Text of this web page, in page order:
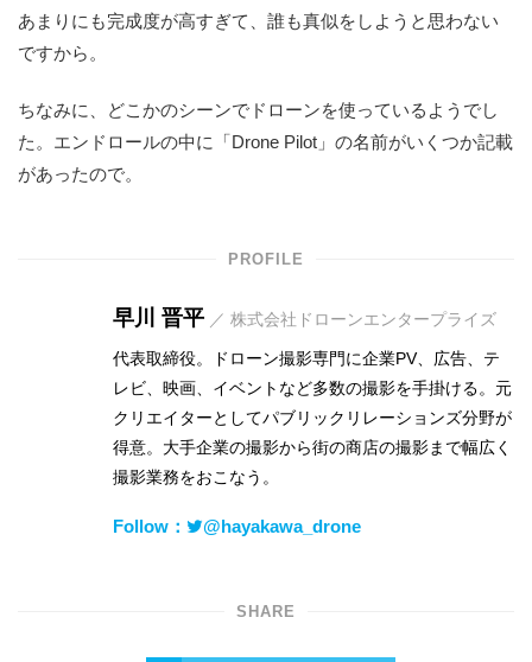
あまりにも完成度が高すぎて、誰も真似をしようと思わない
ですから。
ちなみに、どこかのシーンでドローンを使っているようでし
た。エンドロールの中に「Drone Pilot」の名前がいくつか記載
があったので。
PROFILE
早川 晋平 ／ 株式会社ドローンエンタープライズ
代表取締役。ドローン撮影専門に企業PV、広告、テ
レビ、映画、イベントなど多数の撮影を手掛ける。元
クリエイターとしてパブリックリレーションズ分野が
得意。大手企業の撮影から街の商店の撮影まで幅広く
撮影業務をおこなう。
Follow： @hayakawa_drone
SHARE